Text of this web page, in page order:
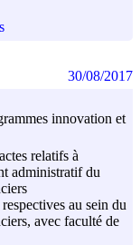
innovation et
relatifs à
administratif du
au sein du
avec faculté de
30/08/2017